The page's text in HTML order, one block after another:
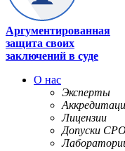
Аргументированная
защита своих
заключений в суде
О нас
Эксперты
Лицензии
Допуски